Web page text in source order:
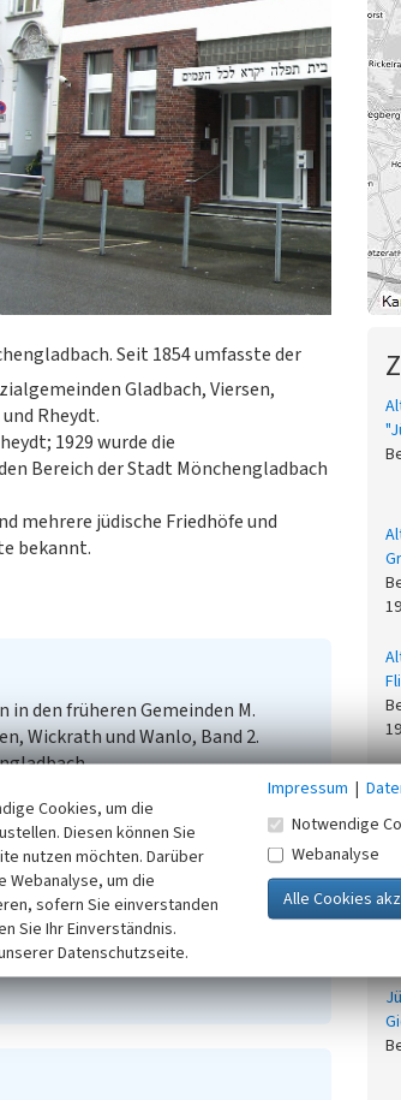
Seit 1854 umfasste der
Gladbach, Viersen,
Rheydt.
1929 wurde die
Bereich der Stadt Mönchengladbach
mehrere jüdische Friedhöfe und
bekannt.
in den früheren Gemeinden M.
Wickrath und Wanlo, Band 2.
in den früheren Gemeinden M.
Wickrath und Wanlo, Band 1.
en Maas. Genealogische Daten
niederländischen Provinz Limburg.
des 21. Jahrhunderts.
Cookies, um die
Diesen können Sie
nutzen möchten. Darüber
Webanalyse, um die
sofern Sie einverstanden
Sie Ihr Einverständnis.
Datenschutzseite.
Impressum |
Notwendige
Webanalyse